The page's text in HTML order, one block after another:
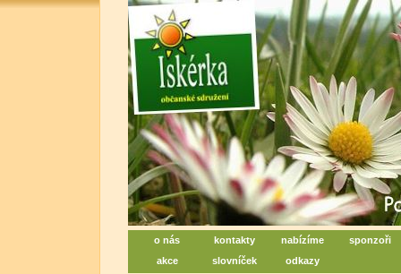
Iskérka, sociální centrum
Centrum na podporu duševního zdraví
o nás kontakty nabízíme
sponzoři
akce
slovníček odkazy